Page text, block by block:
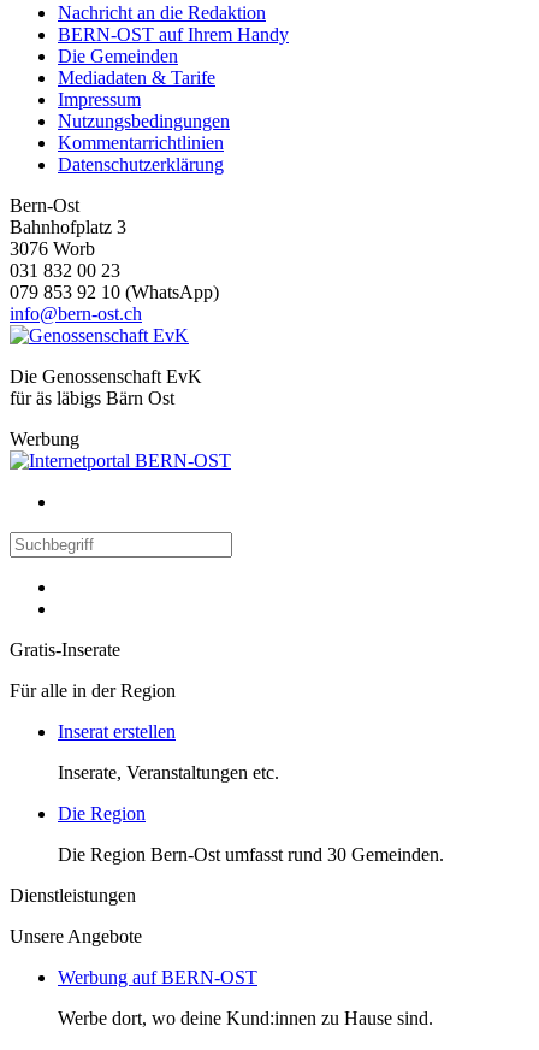
Nachricht an die Redaktion
BERN-OST auf Ihrem Handy
Die Gemeinden
Mediadaten & Tarife
Impressum
Nutzungsbedingungen
Kommentarrichtlinien
Datenschutzerklärung
Bern-Ost
Bahnhofplatz 3
3076 Worb
031 832 00 23
079 853 92 10 (WhatsApp)
info@bern-ost.ch
Die Genossenschaft EvK
für äs läbigs Bärn Ost
Werbung
Gratis-Inserate
Für alle in der Region
Inserat erstellen
Inserate, Veranstaltungen etc.
Die Region
Die Region Bern-Ost umfasst rund 30 Gemeinden.
Dienstleistungen
Unsere Angebote
Werbung auf BERN-OST
Werbe dort, wo deine Kund:innen zu Hause sind.